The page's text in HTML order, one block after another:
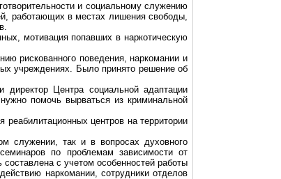
и социальному служению
работающих в местах лишения свободы,
мотивация попавших в наркотическую
рискованного поведения, наркомании и
учреждениях. Было принято решение об
директор Центра социальной адаптации
помочь вырваться из криминальной
центров на территории
служении, так и в вопросах духовного
по проблемам зависимости от
с учетом особенностей работы
наркомании, сотрудники отделов